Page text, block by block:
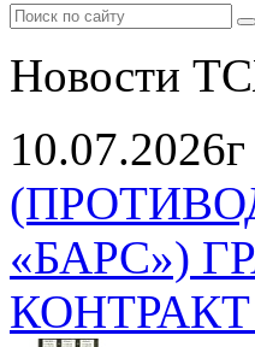
Новости
10.07.2026г
«БАРС»)